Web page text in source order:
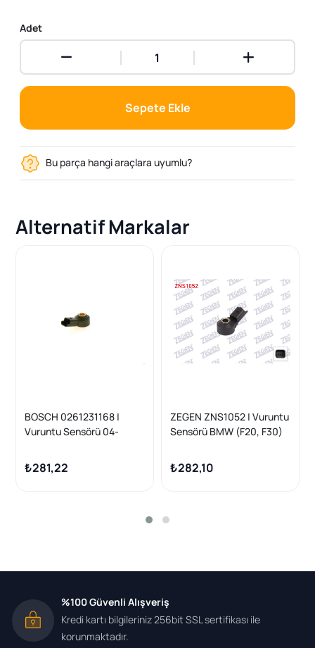
Adet
Sepete Ekle
Bu parça hangi araçlara uyumlu?
Alternatif Markalar
BOSCH 0261231168 |
Vuruntu Sensörü 04-
308-Prt-Brl-C2-C3-C4
₺281,22
ZEGEN ZNS1052 | Vuruntu
Sensörü BMW (F20, F30)
Picasso II 1.6 Thp 2013-/
Mini (R55, R56, R57, R58,
₺282,10
%100 Güvenli Alışveriş
Kredi kartı bilgileriniz 256bit SSL sertifikası ile
korunmaktadır.